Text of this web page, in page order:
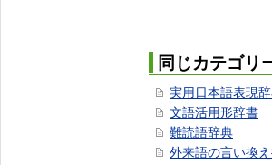
同じカテゴリ
実用日本語表現
文語活用形辞書
難読語辞典
外来語の言い換